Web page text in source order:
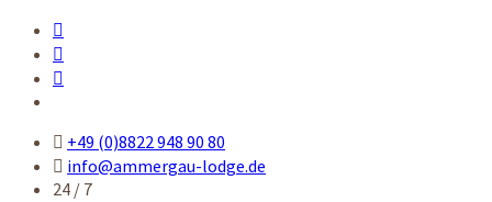
+49 (0)8822 948 90 80
info@ammergau-lodge.de
24 / 7